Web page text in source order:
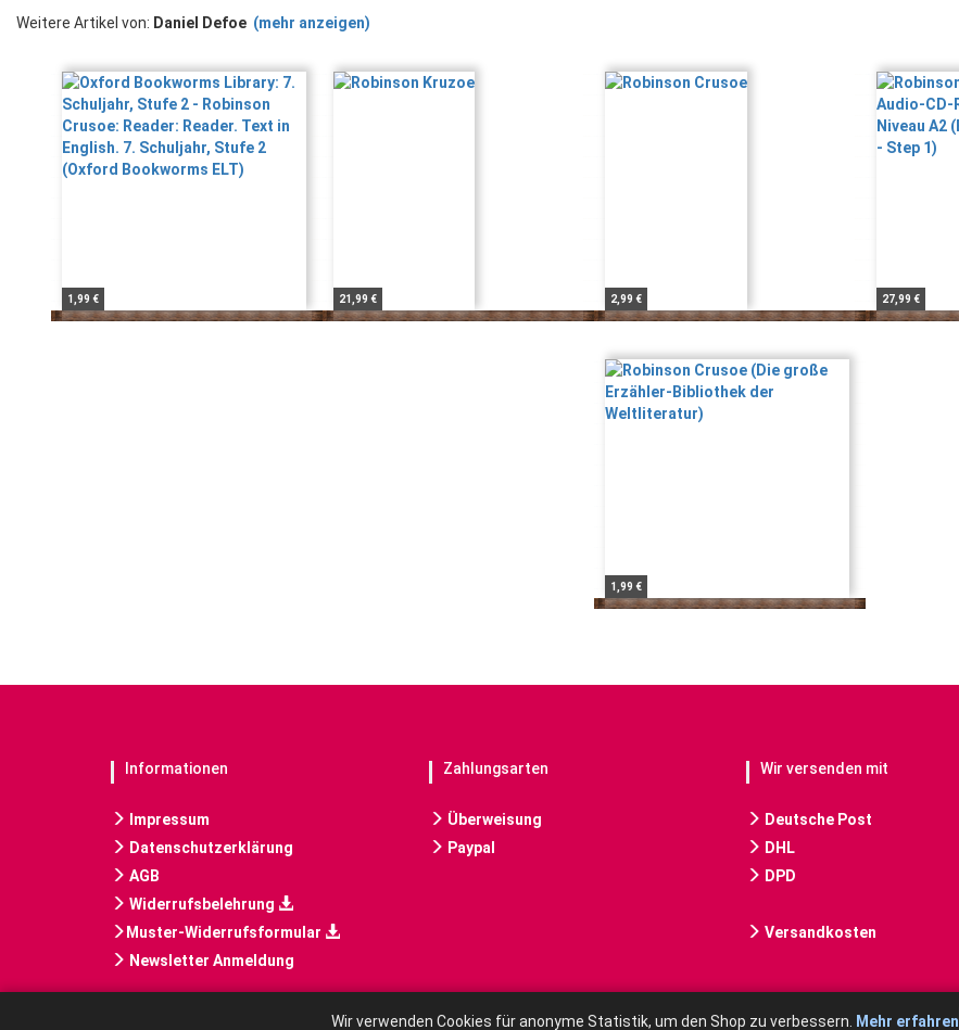
Weitere Artikel von: Daniel Defoe (mehr anzeigen)
1,99 € 21,99 € 2,99 € 27,99 €
1,99 €
Informationen
Impressum
Datenschutzerklärung
AGB
Widerrufsbelehrung
Muster-Widerrufsformular
Newsletter Anmeldung
Zahlungsarten
Überweisung
Paypal
Wir versenden mit
Deutsche Post
DHL
DPD
Versandkosten
Wir verwenden Cookies für anonyme Statistik, um den Shop zu verbessern. Mehr erfahren